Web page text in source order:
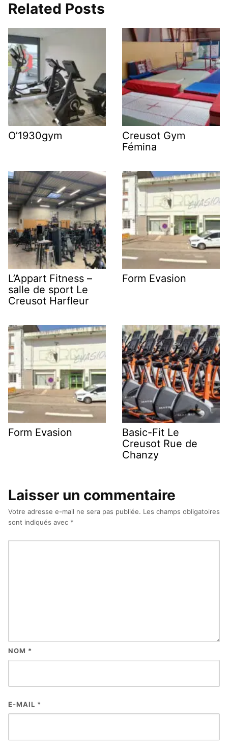
Related Posts
O’1930gym
Creusot Gym
Fémina
L’Appart Fitness –
salle de sport Le
Creusot Harfleur
Form Evasion
Form Evasion
Basic-Fit Le
Creusot Rue de
Chanzy
Laisser un commentaire
Votre adresse e-mail ne sera pas publiée. Les champs obligatoires
sont indiqués avec *
NOM *
E-MAIL *